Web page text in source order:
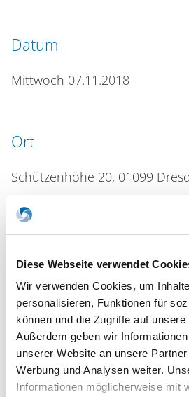
Diese Webseite verwendet
Wir verwenden Cookies, um
personalisieren, Funktionen für
können und die Zugriffe auf
Außerdem geben wir
unserer Website an unsere
Werbung und Analysen weiter.
Informationen möglicherweise mit
Datum
Mittwoch 07.11.2018
Ort
Schützenhöhe 20, 01099
Thema
Praxisabgabe- und
Was ist meine Praxis wert?
Referenten
Dr. Markus Rohner,